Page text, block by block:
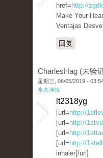
href= http://
Make Your
Ventajas
回复
CharlesHag (未验
星期三, 06/05/2019 -
永久连接
lt2318yg
[url= http://
[url= http://
[url= http://
[url= http://
inhaler[/url]